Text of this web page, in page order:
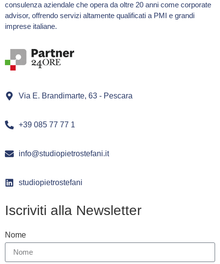
consulenza aziendale che opera da oltre 20 anni come corporate
advisor, offrendo servizi altamente qualificati a PMI e grandi
imprese italiane.
Via E. Brandimarte, 63 - Pescara
+39 085 77 77 1
info@studiopietrostefani.it
studiopietrostefani
Iscriviti alla Newsletter
Nome